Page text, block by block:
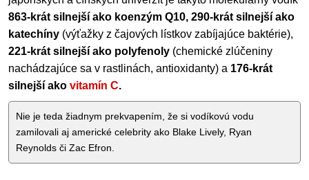
863-krát silnejší ako koenzým Q10, 290-krát silnejší ako
katechíny (výťažky z čajových lístkov zabíjajúce baktérie),
221-krát silnejší ako polyfenoly (chemické zlúčeniny
nachádzajúce sa v rastlinách, antioxidanty) a 176-krát
silnejší ako vitamín C.
Nie je teda žiadnym prekvapením, že si vodíkovú vodu
zamilovali aj americké celebrity ako Blake Lively, Ryan
Reynolds či Zac Efron.